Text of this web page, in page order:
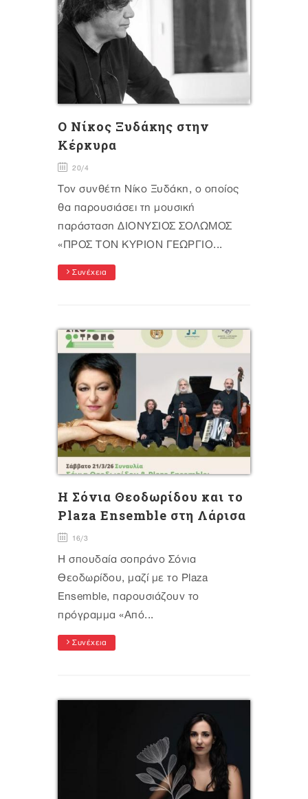
O Nίκος Ξυδάκης στην
Κέρκυρα
20/4
Τον συνθέτη Νίκο Ξυδάκη, ο οποίος
θα παρουσιάσει τη μουσική
παράσταση ΔΙΟΝΥΣΙΟΣ ΣΟΛΩΜΟΣ
«ΠΡΟΣ ΤΟΝ ΚΥΡΙΟΝ ΓΕΩΡΓΙΟ...
Συνέχεια
Η Σόνια Θεοδωρίδου και το
Plaza Ensemble στη Λάρισα
16/3
Η σπουδαία σοπράνο Σόνια
Θεοδωρίδου, μαζί με το Plaza
Ensemble, παρουσιάζουν το
πρόγραμμα «Από...
Συνέχεια